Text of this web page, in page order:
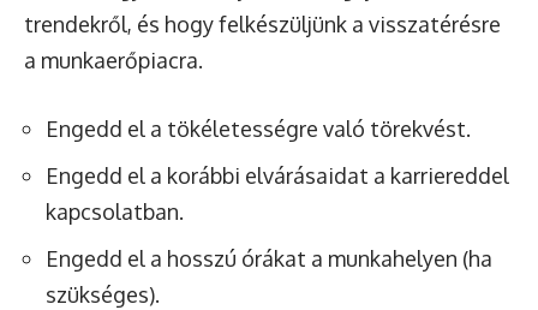
trendekről, és hogy felkészüljünk a visszatérésre
a munkaerőpiacra.
Engedd el a tökéletességre való törekvést.
Engedd el a korábbi elvárásaidat a karriereddel
kapcsolatban.
Engedd el a hosszú órákat a munkahelyen (ha
szükséges).